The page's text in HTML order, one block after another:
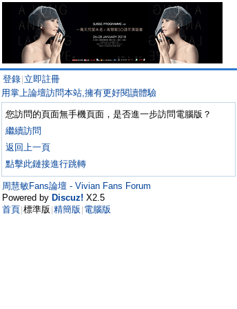
登錄 立即註冊
用掌上論壇訪問本站,擁有更好閱讀體驗
您訪問的頁面無手機頁面，是否進一步訪問電腦版？
繼續訪問
返回上一頁
點擊此鏈接進行跳轉
周慧敏Fans論壇 - Vivian Fans Forum
Powered by Discuz! X2.5
首頁 標準版 精簡版 電腦版